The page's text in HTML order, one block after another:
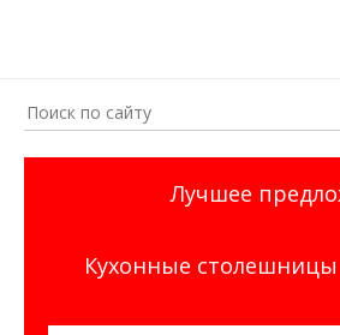
Лучшее
Кухонные